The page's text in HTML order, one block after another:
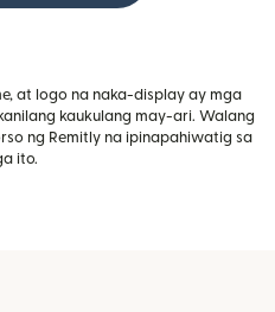
at logo na naka-display ay mga
kaukulang may-ari. Walang
ng Remitly na ipinapahiwatig sa
ito.